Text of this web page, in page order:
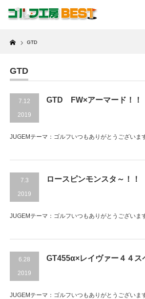
Home
GTD
GTD
7.12
2019
GTD FW×アーマード！！
JUGEMテーマ：ゴルフいつもありがとうございま
7.3
2019
ロースピンモンスタ～！！
JUGEMテーマ：ゴルフいつもありがとうございま
6.28
2019
GT455α×レイヴァー４４ス
JUGEMテーマ：ゴルフいつもありがとうございま